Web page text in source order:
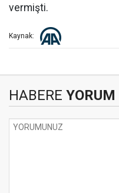
vermişti.
Kaynak:
HABERE